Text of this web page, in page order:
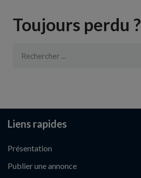
Toujours perdu ?
Liens rapides
Présentation
Publier une annonce